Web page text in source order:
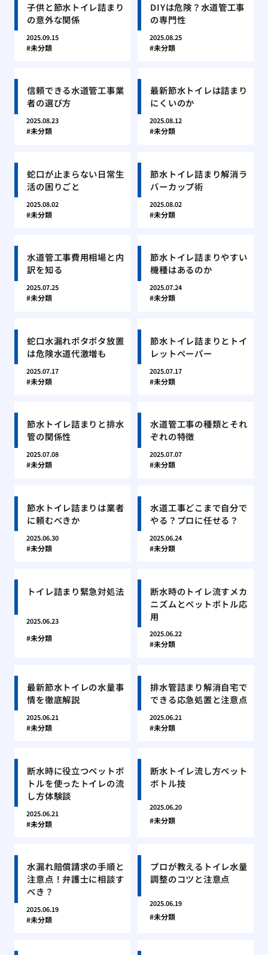
子供と節水トイレ詰まり
の意外な関係
2025.09.15
未分類
DIYは危険？水道管工事
の専門性
2025.08.25
未分類
信頼できる水道管工事業
者の選び方
2025.08.23
未分類
最新節水トイレは詰まり
にくいのか
2025.08.12
未分類
蛇口が止まらない日常生
活の困りごと
2025.08.02
未分類
節水トイレ詰まり解消ラ
バーカップ術
2025.08.02
未分類
水道管工事費用相場と内
訳を知る
2025.07.25
未分類
節水トイレ詰まりやすい
機種はあるのか
2025.07.24
未分類
蛇口水漏れポタポタ放置
は危険水道代激増も
2025.07.17
未分類
節水トイレ詰まりとトイ
レットペーパー
2025.07.17
未分類
節水トイレ詰まりと排水
管の関係性
2025.07.08
未分類
水道管工事の種類とそれ
ぞれの特徴
2025.07.07
未分類
節水トイレ詰まりは業者
に頼むべきか
2025.06.30
未分類
水道工事どこまで自分で
やる？プロに任せる？
2025.06.24
未分類
トイレ詰まり緊急対処法
2025.06.23
未分類
断水時のトイレ流すメカ
ニズムとペットボトル応
用
2025.06.22
未分類
最新節水トイレの水量事
情を徹底解説
2025.06.21
未分類
排水管詰まり解消自宅で
できる応急処置と注意点
2025.06.21
未分類
断水時に役立つペットボ
トルを使ったトイレの流
し方体験談
2025.06.21
未分類
断水トイレ流し方ペット
ボトル技
2025.06.20
未分類
水漏れ賠償請求の手順と
注意点！弁護士に相談す
べき？
2025.06.19
未分類
プロが教えるトイレ水量
調整のコツと注意点
2025.06.19
未分類